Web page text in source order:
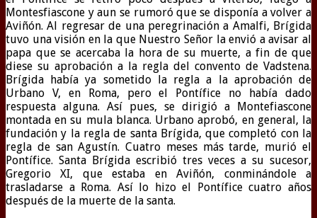
Montesfiascone y aun se rumoró que se disponía a volver a
Aviñón. Al regresar de una peregrinación a Amalfi, Brígida
tuvo una visión en la que Nuestro Señor la envió a avisar al
papa que se acercaba la hora de su muerte, a fin de que
diese su aprobación a la regla del convento de Vadstena.
Brígida había ya sometido la regla a la aprobación de
Urbano V, en Roma, pero el Pontífice no había dado
respuesta alguna. Así pues, se dirigió a Montefiascone
montada en su mula blanca. Urbano aprobó, en general, la
fundación y la regla de santa Brígida, que completó con la
regla de san Agustín. Cuatro meses más tarde, murió el
Pontífice. Santa Brígida escribió tres veces a su sucesor,
Gregorio XI, que estaba en Aviñón, conminándole a
trasladarse a Roma. Así lo hizo el Pontífice cuatro años
después de la muerte de la santa.